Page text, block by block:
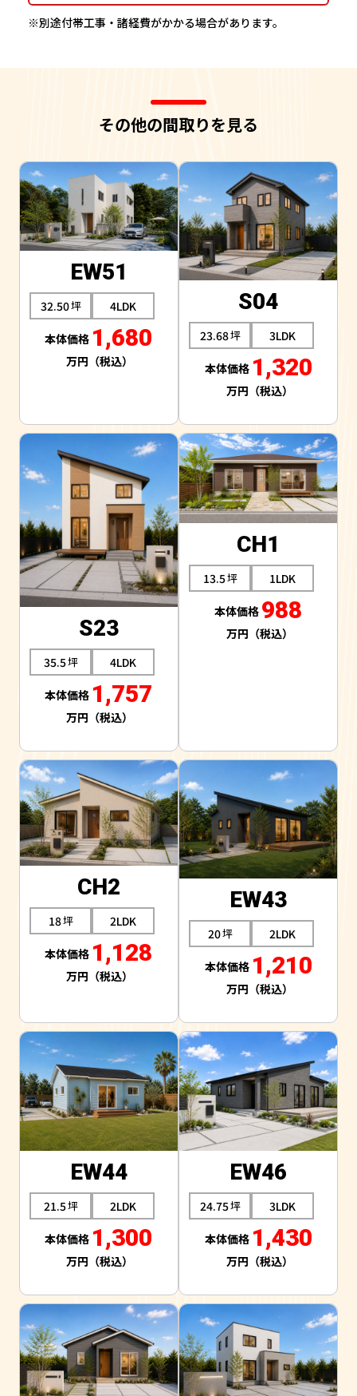
※別途付帯工事・諸経費がかかる場合があります。
その他の間取りを見る
EW51
32.50 4LDK
1,680
S04
23.68 3LDK
1,320
S23
35.5 4LDK
1,757
CH1
13.5 1LDK
988
CH2
18 2LDK
1,128
EW43
20 2LDK
1,210
EW44
21.5 2LDK
1,300
EW46
24.75 3LDK
1,430